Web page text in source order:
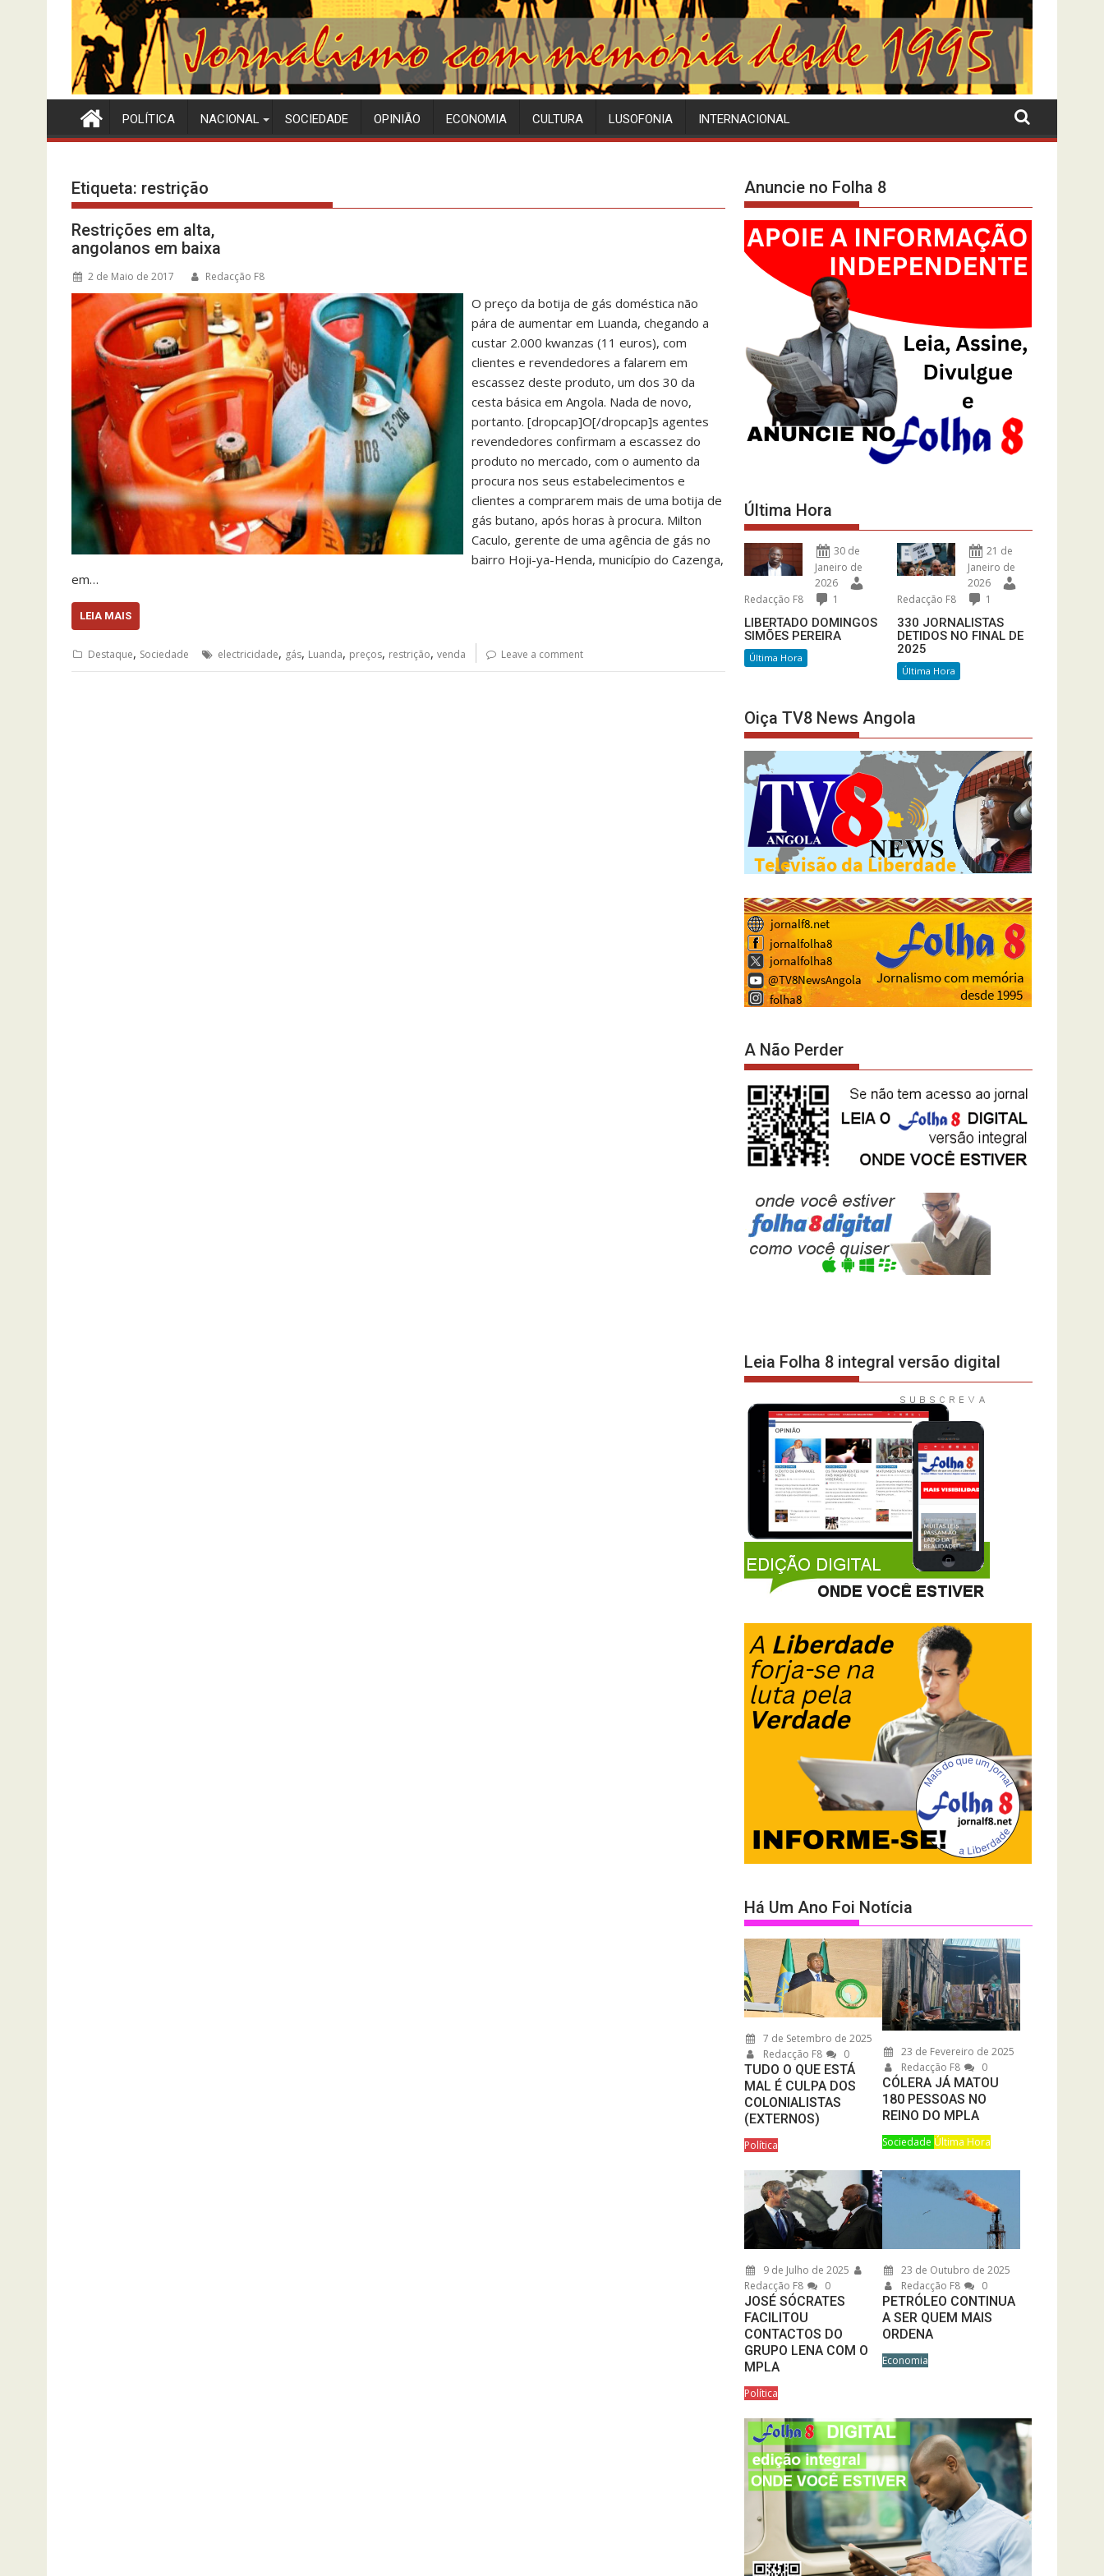
POLÍTICA NACIONAL SOCIEDADE OPINIÃO ECONOMIA CULTURA LUSOFONIA INTERNACIONAL
Etiqueta: restrição
Restrições em alta,
angolanos em baixa
2 de Maio de 2017 Redacção F8
O preço da botija de gás doméstica não
pára de aumentar em Luanda, chegando a
custar 2.000 kwanzas (11 euros), com
clientes e revendedores a falarem em
escassez deste produto, um dos 30 da
cesta básica em Angola. Nada de novo,
portanto. [dropcap]O[/dropcap]s agentes
revendedores confirmam a escassez do
produto no mercado, com o aumento da
procura nos seus estabelecimentos e
clientes a comprarem mais de uma botija de
gás butano, após horas à procura. Milton
Caculo, gerente de uma agência de gás no
bairro Hoji-ya-Henda, município do Cazenga,
em…
LEIA MAIS
Destaque, Sociedade electricidade, gás, Luanda, preços, restrição, venda Leave a comment
Anuncie no Folha 8
Última Hora
30 de
Janeiro de
2026
Redacção F8
1
LIBERTADO DOMINGOS
SIMÕES PEREIRA
Última Hora
21 de
Janeiro de
2026
Redacção F8
1
330 JORNALISTAS
DETIDOS NO FINAL DE
2025
Última Hora
Oiça TV8 News Angola
A Não Perder
Leia Folha 8 integral versão digital
Há Um Ano Foi Notícia
7 de Setembro de 2025
Redacção F8
0
TUDO O QUE ESTÁ
MAL É CULPA DOS
COLONIALISTAS
(EXTERNOS)
Política
23 de Fevereiro de 2025
Redacção F8
0
CÓLERA JÁ MATOU
180 PESSOAS NO
REINO DO MPLA
Sociedade Última Hora
9 de Julho de 2025
Redacção F8
0
JOSÉ SÓCRATES
FACILITOU
CONTACTOS DO
GRUPO LENA COM O
MPLA
Política
23 de Outubro de 2025
Redacção F8
0
PETRÓLEO CONTINUA
A SER QUEM MAIS
ORDENA
Economia